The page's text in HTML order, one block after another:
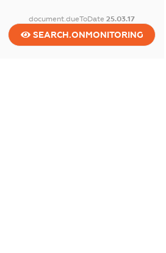
document.dueToDate25.03.17
SEARCH.ONMONITORING